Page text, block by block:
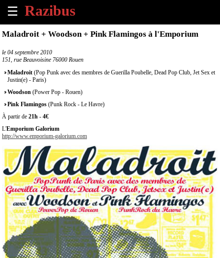
☰
×
Tous
les
évènements
à
venir
Annoncer
un
évènement
Contact
À
propos
Maladroit + Woodson + Pink Flamingos à l'Emporium
le 04 septembre 2010
151, rue Beauvoisine 76000 Rouen
Maladroit (Pop Punk avec des membres de Guerilla Poubelle, Dead Pop Club, Jet Sex et
Justin(e) - Paris)
Woodson (Power Pop - Rouen)
Pink Flamingos (Punk Rock - Le Havre)
À partir de 21h - 4€
L'Emporium Galorium
http://www.emporium-galorium.com